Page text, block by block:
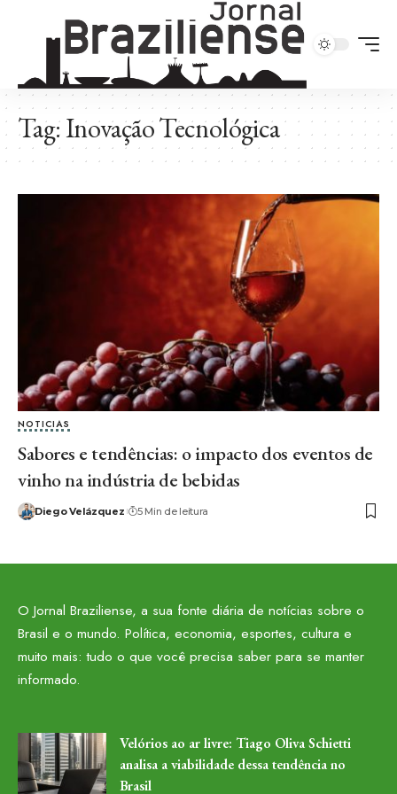
Tag:Inovação Tecnológica
NOTICIAS
Sabores e tendências: o impacto dos eventos de
vinho na indústria de bebidas
Diego Velázquez 5 Min de leitura
O Jornal Braziliense, a sua fonte diária de notícias sobre o
Brasil e o mundo. Política, economia, esportes, cultura e
muito mais: tudo o que você precisa saber para se manter
informado.
Velórios ao ar livre: Tiago Oliva Schietti
analisa a viabilidade dessa tendência no
Brasil